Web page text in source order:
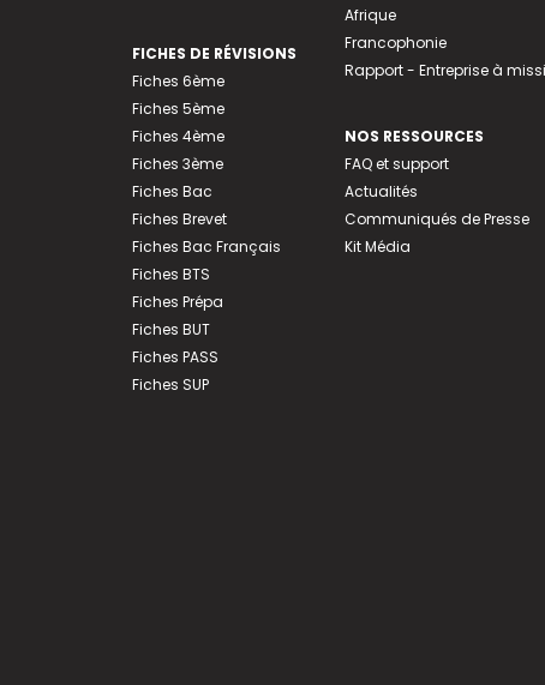
FICHES DE RÉVISIONS
Fiches 6ème
Fiches 5ème
Fiches 4ème
Fiches 3ème
Fiches Bac
Fiches Brevet
Fiches Bac Français
Fiches BTS
Fiches Prépa
Fiches BUT
Fiches PASS
Fiches SUP
Afrique
Francophonie
Rapport - Entreprise à
NOS RESSOURCES
FAQ et support
Actualités
Communiqués de Presse
Kit Média